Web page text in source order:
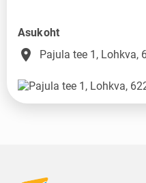
Asukoht
place Pajula tee 1, Lohkva,